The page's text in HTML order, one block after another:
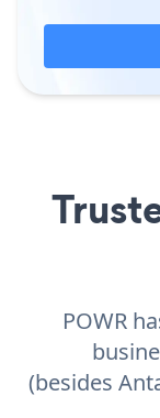
POWR
(besides